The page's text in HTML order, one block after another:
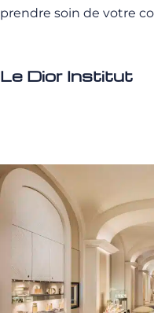
prendre soin de votre
Le Dior Institut